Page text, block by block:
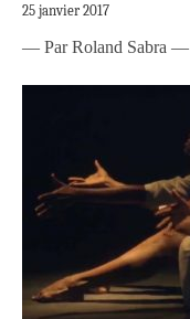
25 janvier 2017
— Par Roland Sabra —